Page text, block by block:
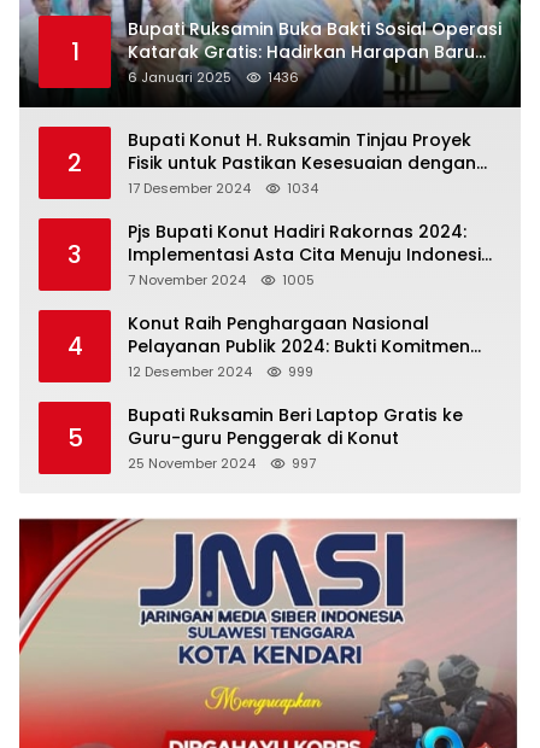
1
Bupati Ruksamin Buka Bakti Sosial Operasi
Katarak Gratis: Hadirkan Harapan Baru
bagi Masyarakat Konut
6 Januari 2025 1436
2
Bupati Konut H. Ruksamin Tinjau Proyek
Fisik untuk Pastikan Kesesuaian dengan
Perencanaan
17 Desember 2024 1034
3
Pjs Bupati Konut Hadiri Rakornas 2024:
Implementasi Asta Cita Menuju Indonesia
Emas
7 November 2024 1005
4
Konut Raih Penghargaan Nasional
Pelayanan Publik 2024: Bukti Komitmen
Menuju Pelayanan Prima
12 Desember 2024 999
5
Bupati Ruksamin Beri Laptop Gratis ke
Guru-guru Penggerak di Konut
25 November 2024 997